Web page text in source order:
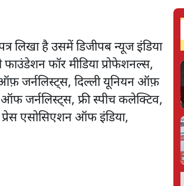
लिखा है उसमें डिजीपब न्यूज इंडिया
फॉर मीडिया प्रोफेशनल्स,
जर्नलिस्ट्स, दिल्ली यूनियन ऑफ़
जर्नलिस्ट्स, फ्री स्पीच कलेक्टिव,
एसोसिएशन ऑफ इंडिया,